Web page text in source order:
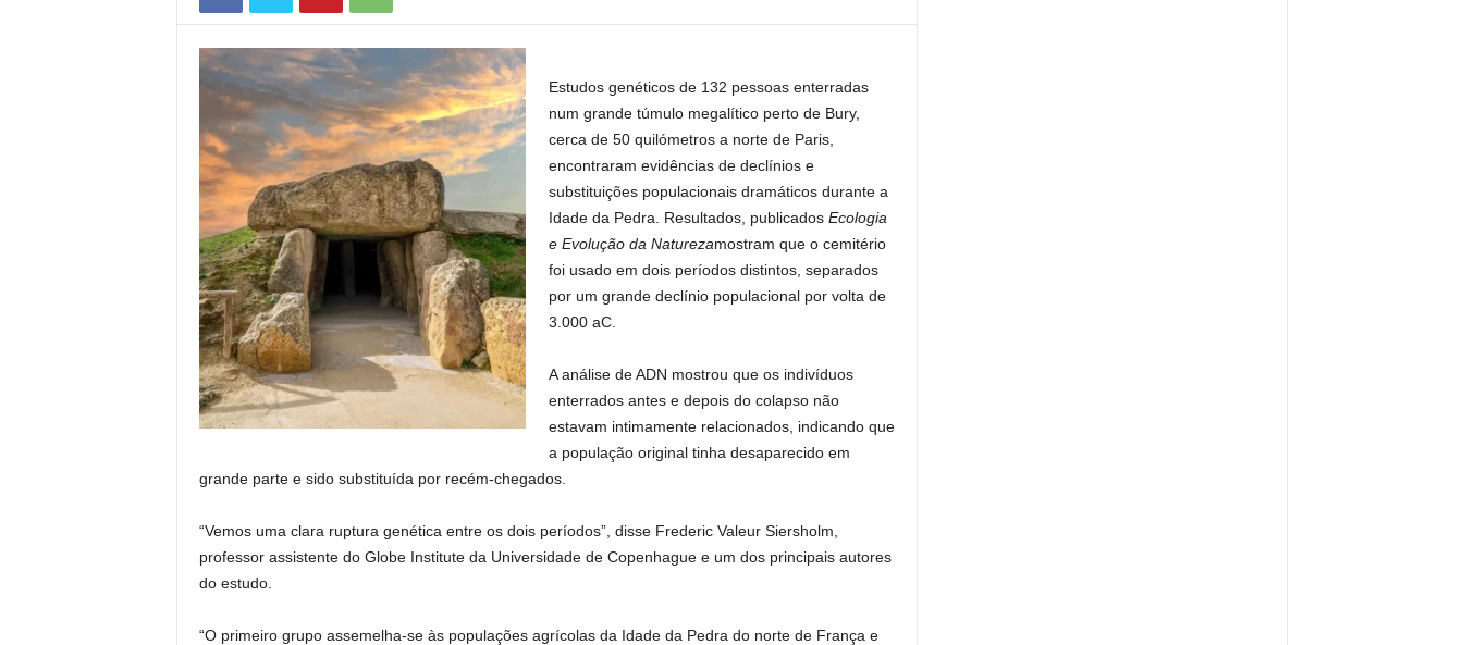
Estudos genéticos de 132 pessoas enterradas
num grande túmulo megalítico perto de Bury,
cerca de 50 quilómetros a norte de Paris,
encontraram evidências de declínios e
substituições populacionais dramáticos durante a
Idade da Pedra. Resultados, publicados Ecologia
e Evolução da Naturezamostram que o cemitério
foi usado em dois períodos distintos, separados
por um grande declínio populacional por volta de
3.000 aC.
A análise de ADN mostrou que os indivíduos
enterrados antes e depois do colapso não
estavam intimamente relacionados, indicando que
a população original tinha desaparecido em
grande parte e sido substituída por recém-chegados.
“Vemos uma clara ruptura genética entre os dois períodos”, disse Frederic Valeur Siersholm,
professor assistente do Globe Institute da Universidade de Copenhague e um dos principais autores
do estudo.
“O primeiro grupo assemelha-se às populações agrícolas da Idade da Pedra do norte de França e